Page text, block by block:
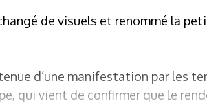
de visuels et renommé la
d’une manifestation par les
qui vient de confirmer que le